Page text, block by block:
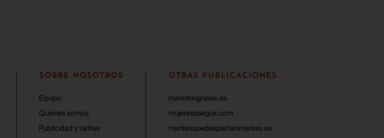
SOBRE NOSOTROS
Equipo
Quiénes somos
Publicidad y tarifas
OTRAS PUBLICACIONES
marketingnews.es
mujeresaseguir.com
mentesquedespiertanmentes.es